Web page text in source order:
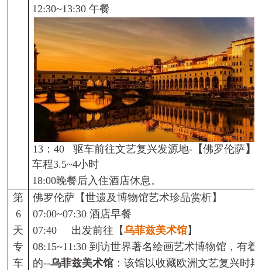
12:30~13:30午餐
13 ：40 驱车前往文艺复兴发源地- 【佛罗伦萨】
车程3.5~4小时
18:00晚餐后入住酒店休息。
第
6
天
专
车
佛罗伦萨【世遗及博物馆艺术珍品赏析】
07:00~07:30酒店早餐
07:40
出发前往 【乌菲兹美术馆】
08:15~11:30到访世界著名绘画艺术博物馆，有着
的--乌菲兹美术馆 ：该馆以收藏欧洲文艺复兴时